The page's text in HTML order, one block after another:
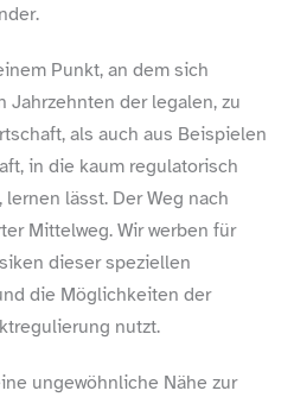
Punkt, an dem sich
Jahrzehnten der legalen, zu
als auch aus Beispielen
in die kaum regulatorisch
lässt. Der Weg nach
Mittelweg. Wir werben für
dieser speziellen
die Möglichkeiten der
nutzt.
ungewöhnliche Nähe zur